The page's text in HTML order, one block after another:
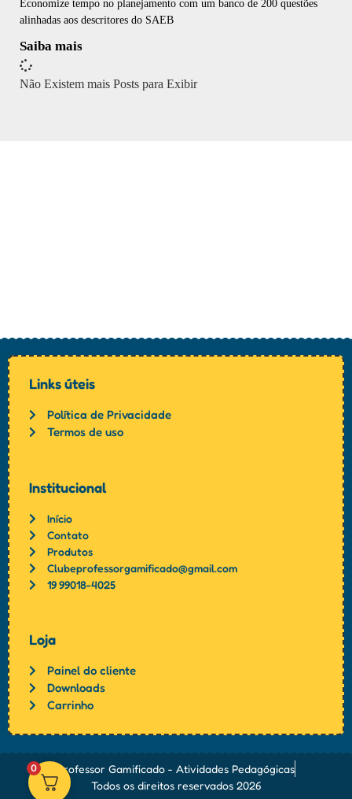
Economize tempo no planejamento com um banco de 200 questões
alinhadas aos descritores do SAEB
Saiba mais
Não Existem mais Posts para Exibir
Links úteis
Política de Privacidade
Termos de uso
Institucional
Início
Contato
Produtos
Clubeprofessorgamificado@gmail.com
19 99018-4025
Loja
Painel do cliente
Downloads
Carrinho
Professor Gamificado - Atividades Pedagógicas
Todos os direitos reservados 2026
0